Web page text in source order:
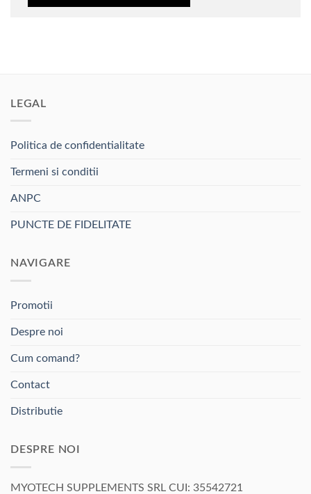
LEGAL
Politica de confidentialitate
Termeni si conditii
ANPC
PUNCTE DE FIDELITATE
NAVIGARE
Promotii
Despre noi
Cum comand?
Contact
Distributie
DESPRE NOI
MYOTECH SUPPLEMENTS SRL CUI: 35542721